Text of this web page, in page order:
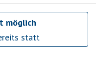
möglich
statt